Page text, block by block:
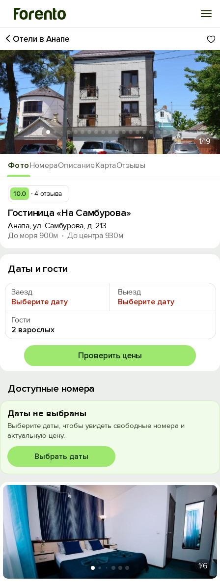
Войти
Избранное
История просмотра
Добавить свой объект
ФотоНомераОписаниеКартаОтзывы
Отели в Анапе
1/19
10.0 4 отзыва
Гостиница «На Самбурова»
Анапа, ул. Самбурова, д. 213
До моря 900м
До центра 930м
Даты и гости
Заезд
Выберите дату
Выезд
Выберите дату
Гости
2 взрослых
Проверить цены
Доступные номера
Даты не выбраны
Выберите даты, чтобы увидеть свободные номера и
актуальную цену.
Выбрать даты
1/6